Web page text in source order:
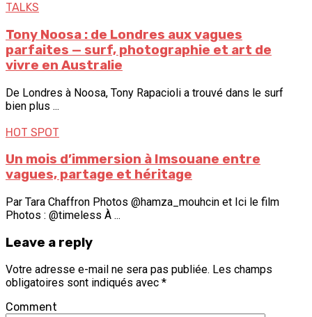
TALKS
Tony Noosa : de Londres aux vagues
parfaites — surf, photographie et art de
vivre en Australie
De Londres à Noosa, Tony Rapacioli a trouvé dans le surf
bien plus ...
HOT SPOT
Un mois d’immersion à Imsouane entre
vagues, partage et héritage
Par Tara Chaffron Photos @hamza_mouhcin et Ici le film
Photos : @timeless À ...
Leave a reply
Votre adresse e-mail ne sera pas publiée. Les champs
obligatoires sont indiqués avec *
Comment